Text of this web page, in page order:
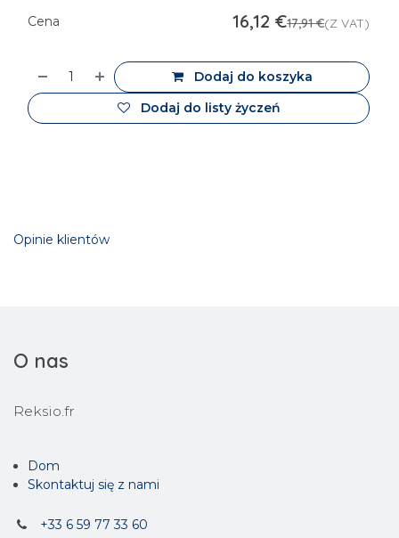
Dodaj do koszyka
Dodaj do listy życzeń
Cena 16,12 €17,91€(Z VAT)
Opinie klientów
O nas
Reksio.fr
Dom
Skontaktuj się z nami
+33 6 59 77 33 60